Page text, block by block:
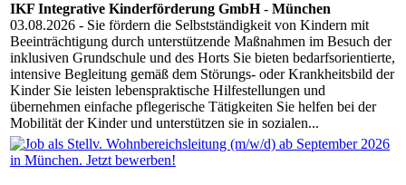
IKF Integrative Kinderförderung GmbH- München
03.08.2026 - Sie fördern die Selbstständigkeit von Kindern mit
Beeinträchtigung durch unterstützende Maßnahmen im Besuch der
inklusiven Grundschule und des Horts Sie bieten bedarfsorientierte,
intensive Begleitung gemäß dem Störungs- oder Krankheitsbild der
Kinder Sie leisten lebenspraktische Hilfestellungen und
übernehmen einfache pflegerische Tätigkeiten Sie helfen bei der
Mobilität der Kinder und unterstützen sie in sozialen...